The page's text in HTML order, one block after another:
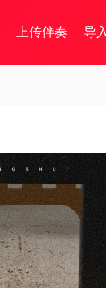
上传伴奏 导